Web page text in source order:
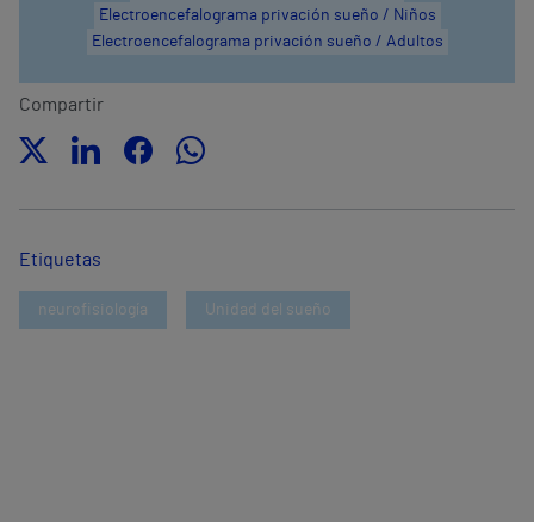
Electroencefalograma privación sueño / Adultos
Electroencefalograma privación sueño / Niños
Compartir
Etiquetas
neurofisiología Unidad del sueño